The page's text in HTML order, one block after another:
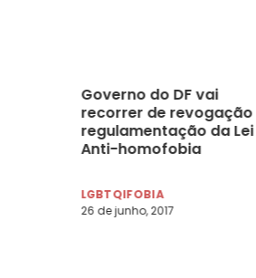
Governo do DF vai
recorrer de revogação
regulamentação da Lei
Anti-homofobia
LGBTQIFOBIA
26 de junho, 2017